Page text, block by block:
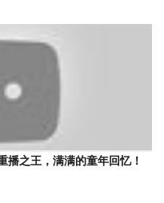
播之王，满满的童年回忆！